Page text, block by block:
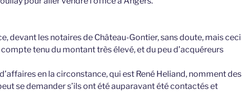
devant les notaires de Château-Gontier, sans doute, mais ceci
compte tenu du montant très élevé, et du peu d’acquéreurs
en la circonstance, qui est René Heliand, nomment des
se demander s’ils ont été auparavant été contactés et